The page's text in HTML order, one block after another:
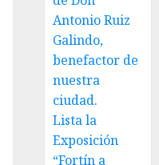
Antonio Ruiz
Galindo,
benefactor de
nuestra
ciudad.
Lista la
Exposición
“Fortín a